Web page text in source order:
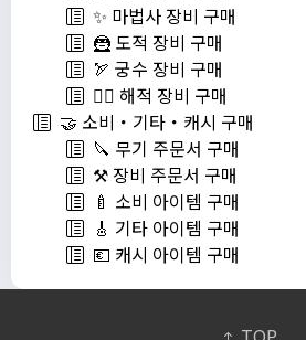
✨ 마법사 장비 구매
🦹 도적 장비 구매
🏹 궁수 장비 구매
🏴‍☠️ 해적 장비 구매
🤝 소비・기타・캐시 구매
🔪 무기 주문서 구매
⚒️ 장비 주문서 구매
🍼 소비 아이템 구매
🎸 기타 아이템 구매
💶 캐시 아이템 구매